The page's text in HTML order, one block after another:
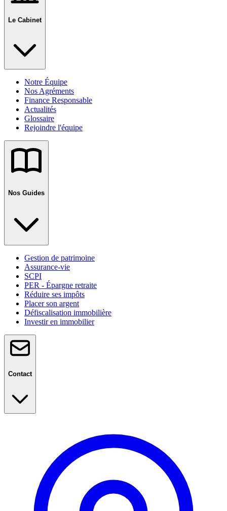
Le Cabinet
Notre Équipe
Nos Agréments
Finance Responsable
Actualités
Glossaire
Rejoindre l'équipe
Nos Guides
Gestion de patrimoine
Assurance-vie
SCPI
PER - Épargne retraite
Réduire ses impôts
Placer son argent
Défiscalisation immobilière
Investir en immobilier
Contact